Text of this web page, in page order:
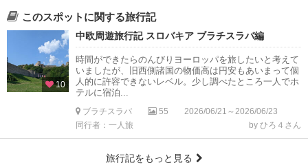
このスポットに関する旅行記
10
中欧周遊旅行記 スロバキア ブラチスラバ編
時間ができたらのんびりヨーロッパを旅したいと考えて
いましたが、旧西側諸国の物価高は円安もあいまって個
人的に許容できないレベル。少し調べたところ一人でホ
テルに宿泊...
ブラチスラバ 55
2026/06/21～2026/06/23
同行者：一人旅
by ひろ４さん
旅行記をもっと見る